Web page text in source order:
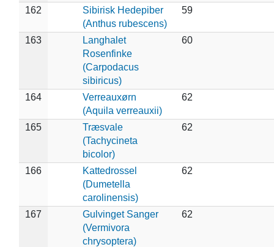
162
Sibirisk Hedepiber
(Anthus rubescens)
59
163
Langhalet
Rosenfinke
(Carpodacus
sibiricus)
60
164
Verreauxørn
(Aquila verreauxii)
62
165
Træsvale
(Tachycineta
bicolor)
62
166
Kattedrossel
(Dumetella
carolinensis)
62
167
Gulvinget Sanger
(Vermivora
chrysoptera)
62